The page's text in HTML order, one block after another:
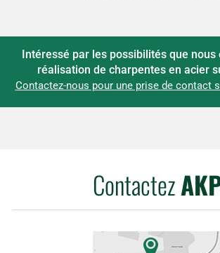
Intéressé par les possibilités que
réalisation de charpentes en acier
Contactez-nous pour une prise de contact
Contactez